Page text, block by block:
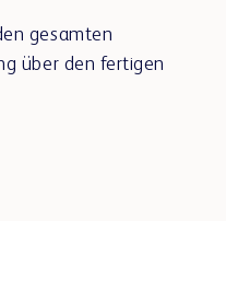
gesamten
über den fertigen